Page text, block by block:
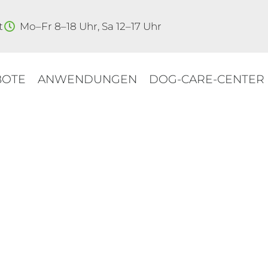
Mo–Fr 8–18 Uhr, Sa 12–17 Uhr
ANWENDUNGEN DOG-CARE-CENTER